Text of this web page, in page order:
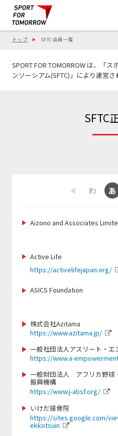
トップ SFTC会員一覧
SPORT FOR TOMORROW は、「
ンソーシアム(SFTC)」により運営さ
SFTC
Previous
ら わ あ
Aizono and Associates
Active Life
https://activelifejapan.org/
ASICS Foundation
株式会社Azitama
https://www.azitama.jp/
一般社団法人アスリート・エ
https://www.a-
一般財団法人 アフリカ野球
振興機構
https://www.j-absf.org/
いけだ接骨院
https://sites.google.com/
ekkotsuin
https://
https://color-bath.jp/
https://thecultivator.jp/
https://www.frontale.co.jp/
https://footballcamp-cup.com/
https://xiborg.jp
https://www.city.sapporo.jp/
https://sanix.jp/
https://samasama.site/home/
for-sos-2/
https://shizuoka-
https://www.kcaa-jp.org/
https://team-adp.com/
https://
https://
https://ticadgames.org/
https://gateway-hotel.co.jp/
https://www.city.narita.chiba.jp
https://
https://www.facebook.com/
http://www.web-jpfa.jp
https://
https://www.paranori.com/
https://
-1
http://mie-pearls.com
https://corp.mizuno.com/jp
https://www.doping-
https://mugenservice.co.jp/
https://www.andrew.ac.jp/
https://
https://www.giants.jp/
https://www.lovefutbol-
https://www.ritsumei.ac.jp/